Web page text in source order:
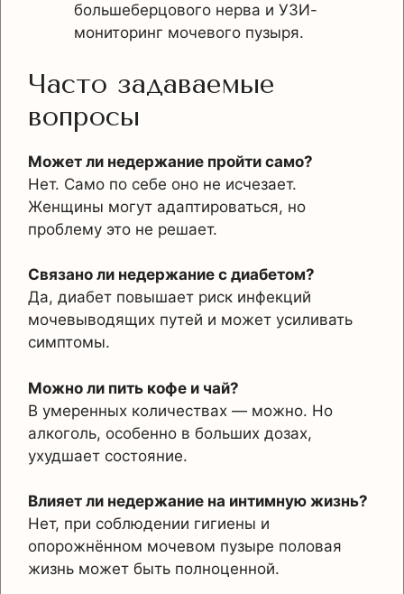
большеберцового нерва и УЗИ-
мониторинг мочевого пузыря.
Часто задаваемые
вопросы
Может ли недержание пройти само?
Нет. Само по себе оно не исчезает.
Женщины могут адаптироваться, но
проблему это не решает.
Связано ли недержание с диабетом?
Да, диабет повышает риск инфекций
мочевыводящих путей и может усиливать
симптомы.
Можно ли пить кофе и чай?
В умеренных количествах — можно. Но
алкоголь, особенно в больших дозах,
ухудшает состояние.
Влияет ли недержание на интимную жизнь?
Нет, при соблюдении гигиены и
опорожнённом мочевом пузыре половая
жизнь может быть полноценной.